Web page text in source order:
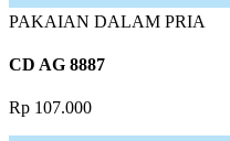
PAKAIAN DALAM PRIA
CD AG 8887
Rp 107.000